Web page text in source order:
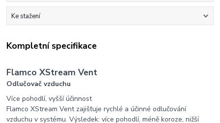
Ke stažení
Kompletní specifikace
Flamco XStream Vent
Odlučovač vzduchu
Více pohodlí, vyšší účinnost
Flamco XStream Vent zajišťuje rychlé a účinné odlučování
vzduchu v systému. Výsledek: více pohodlí, méně koroze, nižší